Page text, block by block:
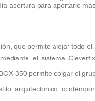
abertura para aportarle
que permite alojar todo el
el sistema
350 permite colgar el
arquitectónico